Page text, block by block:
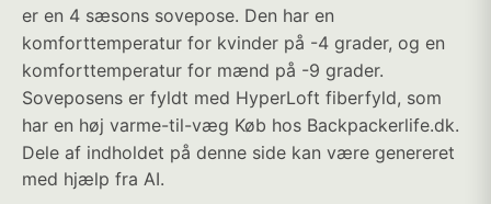
er en 4 sæsons sovepose. Den har en
komforttemperatur for kvinder på -4 grader, og en
komforttemperatur for mænd på -9 grader.
Soveposens er fyldt med HyperLoft fiberfyld, som
har en høj varme-til-væg Køb hos Backpackerlife.dk.
Dele af indholdet på denne side kan være genereret
med hjælp fra AI.